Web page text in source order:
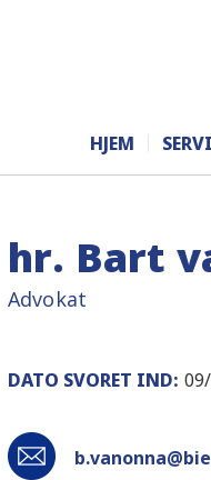
HJEM
hr. Bart
Advokat
DATO SVORET IND: